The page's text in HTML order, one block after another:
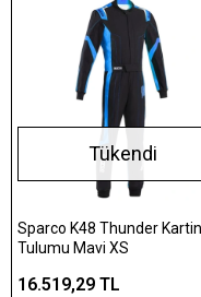
Tükendi
Sparco K48 Thunder
Tulumu Mavi XS
16.519,29 TL